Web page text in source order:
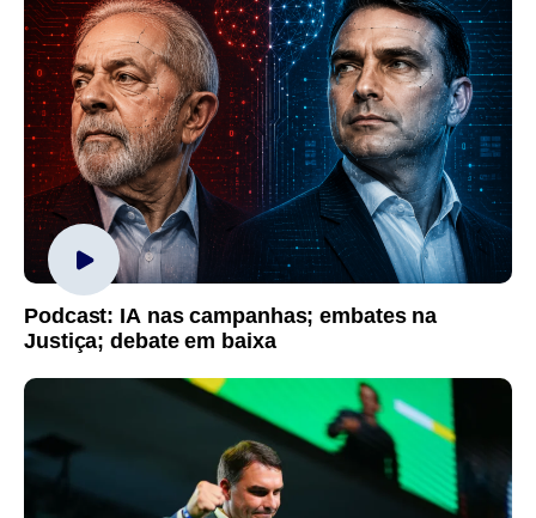
Podcast: IA nas campanhas; embates na
Justiça; debate em baixa